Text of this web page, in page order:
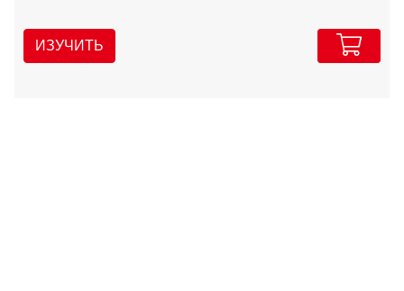
ИЗУЧИТЬ